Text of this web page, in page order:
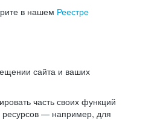
в нашем Реестре
сайта и ваших
часть своих функций
ресурсов — например, для